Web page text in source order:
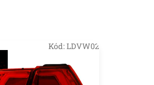
Kód:LDVW02